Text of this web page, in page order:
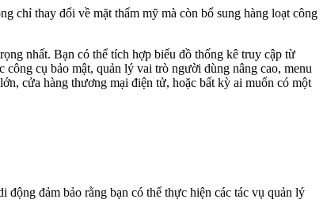
chỉ thay đổi về mặt thẩm mỹ mà còn bổ sung hàng loạt công
nhất. Bạn có thể tích hợp biểu đồ thống kê truy cập từ
cụ bảo mật, quản lý vai trò người dùng nâng cao, menu
cửa hàng thương mại điện tử, hoặc bất kỳ ai muốn có một
đảm bảo rằng bạn có thể thực hiện các tác vụ quản lý